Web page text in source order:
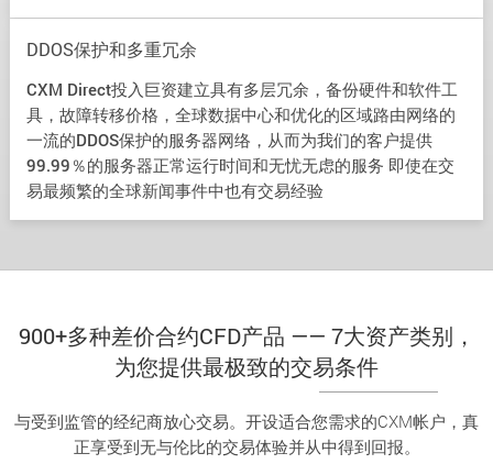
DDOS保护和多重冗余
CXM Direct投入巨资建立具有多层冗余，备份硬件和软件工
具，故障转移价格，全球数据中心和优化的区域路由网络的
一流的DDOS保护的服务器网络，从而为我们的客户提供
99.99％的服务器正常运行时间和无忧无虑的服务 即使在交
易最频繁的全球新闻事件中也有交易经验
900+多种差价合约CFD产品 —— 7大资产类别，
为您提供最极致的交易条件
与受到监管的经纪商放心交易。开设适合您需求的CXM帐户，真
正享受到无与伦比的交易体验并从中得到回报。